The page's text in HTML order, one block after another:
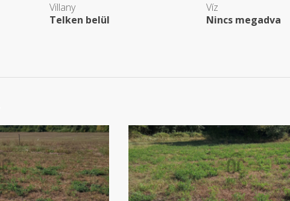
Villany
Telken belül
Víz
Nincs megadva